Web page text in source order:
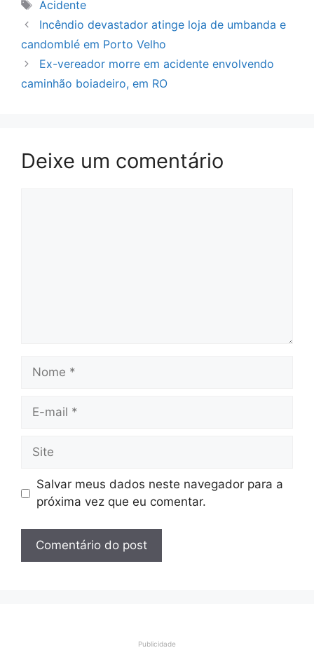
Tags
Acidente
Incêndio devastador atinge loja de umbanda e
candomblé em Porto Velho
Ex-vereador morre em acidente envolvendo
caminhão boiadeiro, em RO
Deixe um comentário
Nome
Site
Salvar meus dados neste navegador para a
próxima vez que eu comentar.
Publicidade